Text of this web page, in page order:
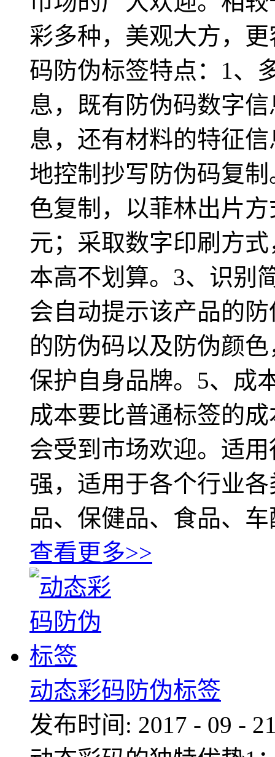
彩多种，美观大方，
码防伪标签特点：1、
息，既有防伪码数字
息，还有材料的特征
地控制抄写防伪码复
色复制，以菲林出片
元；采取数字印刷方
本高不划算。3、识别
会自动提示该产品的
的防伪码以及防伪颜
保护自身品牌。5、成
成本要比普通标签的
会受到市场欢迎。适
强，适用于各个行业
品、保健品、食品、
查看更多>>
动态彩码防伪标签
发布时间: 2017 - 09 -